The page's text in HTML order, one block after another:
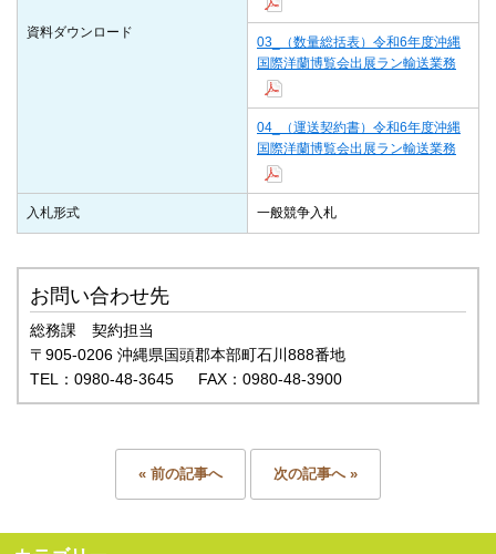
資料ダウンロード
03_（数量総括表）令和6年度沖縄
国際洋蘭博覧会出展ラン輸送業務
04_（運送契約書）令和6年度沖縄
国際洋蘭博覧会出展ラン輸送業務
入札形式 一般競争入札
お問い合わせ先
総務課 契約担当
〒905-0206 沖縄県国頭郡本部町石川888番地
TEL：0980-48-3645 FAX：0980-48-3900
« 前の記事へ 次の記事へ »